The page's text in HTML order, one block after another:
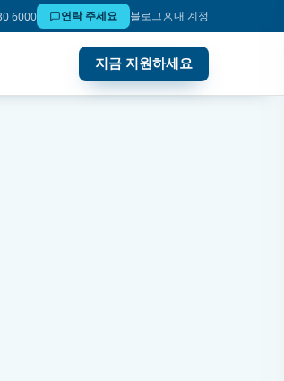
6000 연락 주세요 블로그 내 계정
지금 지원하세요